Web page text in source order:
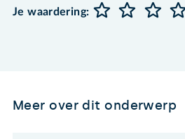
Je waardering:
Meer over dit onderwerp